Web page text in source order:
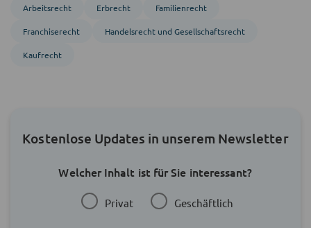
Arbeitsrecht Erbrecht Familienrecht
Franchise­recht Handels­recht und Gesellschafts­recht
Kaufrecht
Kostenlose Updates in unserem Newsletter
Welcher Inhalt ist für Sie interessant?
Privat Geschäftlich